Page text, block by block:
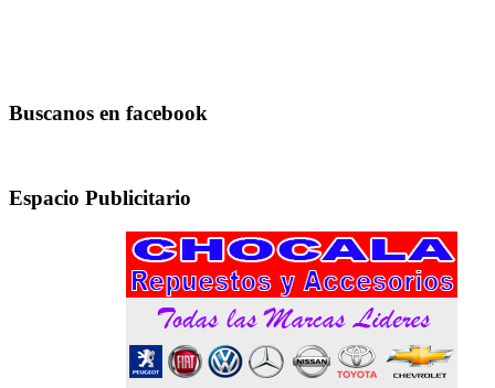
Buscanos en facebook
Espacio Publicitario